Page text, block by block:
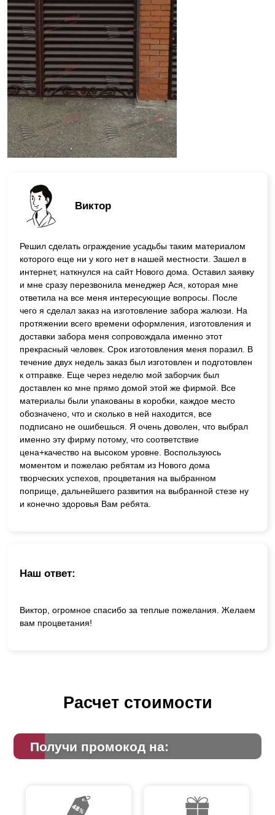
Виктор
Решил сделать ограждение усадьбы таким материалом
которого еще ни у кого нет в нашей местности. Зашел в
интернет, наткнулся на сайт Нового дома. Оставил заявку
и мне сразу перезвонила менеджер Ася, которая мне
ответила на все меня интересующие вопросы. После
чего я сделал заказ на изготовление забора жалюзи. На
протяжении всего времени оформления, изготовления и
доставки забора меня сопровождала именно этот
прекрасный человек. Срок изготовления меня поразил. В
течение двух недель заказ был изготовлен и подготовлен
к отправке. Еще через неделю мой заборчик был
доставлен ко мне прямо домой этой же фирмой. Все
материалы были упакованы в коробки, каждое место
обозначено, что и сколько в ней находится, все
подписано не ошибешься. Я очень доволен, что выбрал
именно эту фирму потому, что соответствие
цена+качество на высоком уровне. Воспользуюсь
моментом и пожелаю ребятам из Нового дома
творческих успехов, процветания на выбранном
поприще, дальнейшего развития на выбранной стезе ну
и конечно здоровья Вам ребята.
Наш ответ:
Виктор, огромное спасибо за теплые пожелания. Желаем
вам процветания!
Расчет стоимости
Получи промокод на: